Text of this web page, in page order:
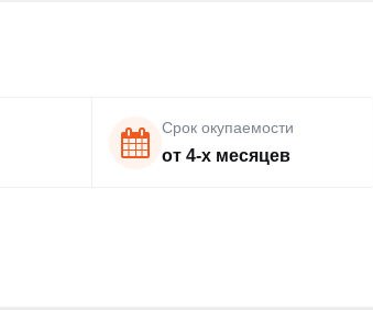
Срок окупаемости
от 4-х месяцев